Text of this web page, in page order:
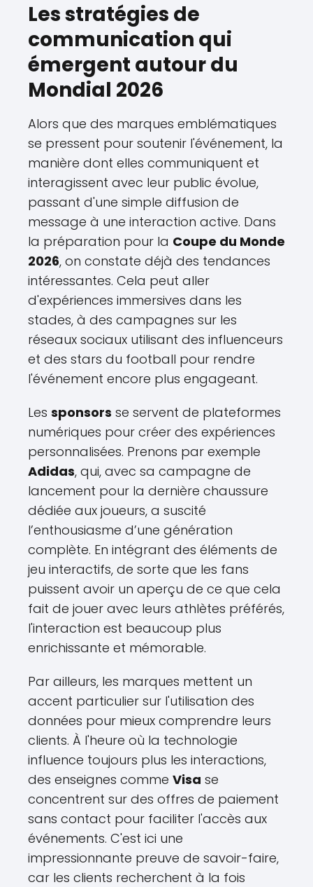
Les stratégies de
communication qui
émergent autour du
Mondial 2026
Alors que des marques emblématiques
se pressent pour soutenir l'événement, la
manière dont elles communiquent et
interagissent avec leur public évolue,
passant d'une simple diffusion de
message à une interaction active. Dans
la préparation pour la Coupe du Monde
2026, on constate déjà des tendances
intéressantes. Cela peut aller
d'expériences immersives dans les
stades, à des campagnes sur les
réseaux sociaux utilisant des influenceurs
et des stars du football pour rendre
l'événement encore plus engageant.
Les sponsors se servent de plateformes
numériques pour créer des expériences
personnalisées. Prenons par exemple
Adidas, qui, avec sa campagne de
lancement pour la dernière chaussure
dédiée aux joueurs, a suscité
l’enthousiasme d’une génération
complète. En intégrant des éléments de
jeu interactifs, de sorte que les fans
puissent avoir un aperçu de ce que cela
fait de jouer avec leurs athlètes préférés,
l'interaction est beaucoup plus
enrichissante et mémorable.
Par ailleurs, les marques mettent un
accent particulier sur l'utilisation des
données pour mieux comprendre leurs
clients. À l'heure où la technologie
influence toujours plus les interactions,
des enseignes comme Visa se
concentrent sur des offres de paiement
sans contact pour faciliter l'accès aux
événements. C'est ici une
impressionnante preuve de savoir-faire,
car les clients recherchent à la fois